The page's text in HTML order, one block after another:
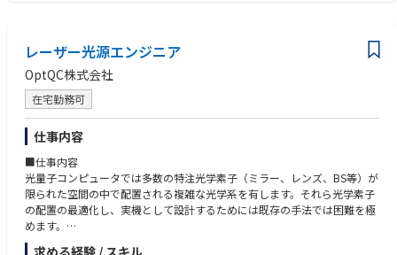
業を推進することにより、新たな空のモビリティ社会の実現に貢献できま
・法規制や規格の厳しい航空機開発や事業企画に携わることで、個々の専
門領域を深めるだけでなく、多角的な視点でモノゴトを進める目利き力や
企画立案力の更なる向上も望めます。
＜PR＞
トヨタ初となる航空機部品のモノづくりから、機体生産へ！
Joby社との協業を通じて、空の安全・安心を確保するための高い品質基
準、厳格なマネジメントシステムの実現に挑戦しています。
参考：Joby Aviationとトヨタ、空のモビリティの実現に向けた挑戦を加速
参考：空飛ぶクルマ、協業深化にトップの絆 Joby機日本初飛行
・技術移管、プロセスパラメータ設計、洗浄バリデーション、CSV 等に関
する知識または実務経験
・PMDA、FDA などの他国規制当局により GMP 案査における製造現場対応
の経験
・製造データ管理、電子記録、MES 等の製造関連システムに関する知識
・英語による技術文書の読解、海外技術パートナーとのコミュニケーショ
ン経験
・海外パートナーとの製造・技術移管プロジェクト経験
レーザー光源エンジニア
OptQC株式会社
在宅勤務可
仕事内容
■仕事内容
光量子コンピュータでは多数の特注光学素子（ミラー、レンズ、BS等）が
限られた空間の中で配置される複雑な光学系を有します。それら光学素子
の配置の最適化し、実機として設計するためには既存の手法では困難を極
めます。